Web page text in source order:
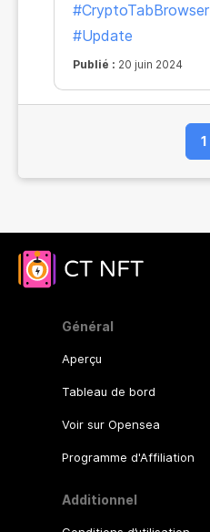
#CryptoTabBrowser
#Update
Publié : 20 juin 2024
1
Général
Aperçu
Tableau de bord
Voir sur Opensea
Programme d'Affiliation
Additionnel